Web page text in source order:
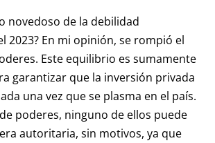
novedoso de la debilidad
2023? En mi opinión, se rompió el
Este equilibrio es sumamente
garantizar que la inversión privada
una vez que se plasma en el país.
poderes, ninguno de ellos puede
autoritaria, sin motivos, ya que